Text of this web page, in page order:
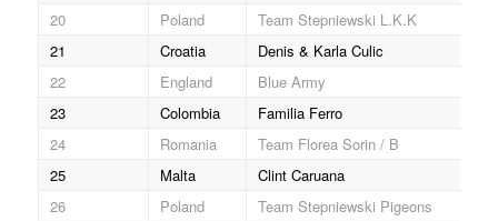
20
Poland
Team Stepniewski L.K.K
21
Croatia
Denis & Karla Culic
22
England
Blue Army
23
Colombia
Familia Ferro
24
Romania
Team Florea Sorin / B
25
Malta
Clint Caruana
26
Poland
Team Stepniewski Pigeons